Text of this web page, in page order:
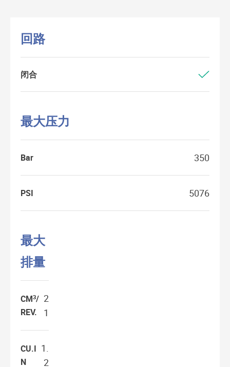
回路
闭合
最大压力
Bar 350
PSI 5076
最大
排量
CM3/
REV.
2
1
CU.I
N
1.
2